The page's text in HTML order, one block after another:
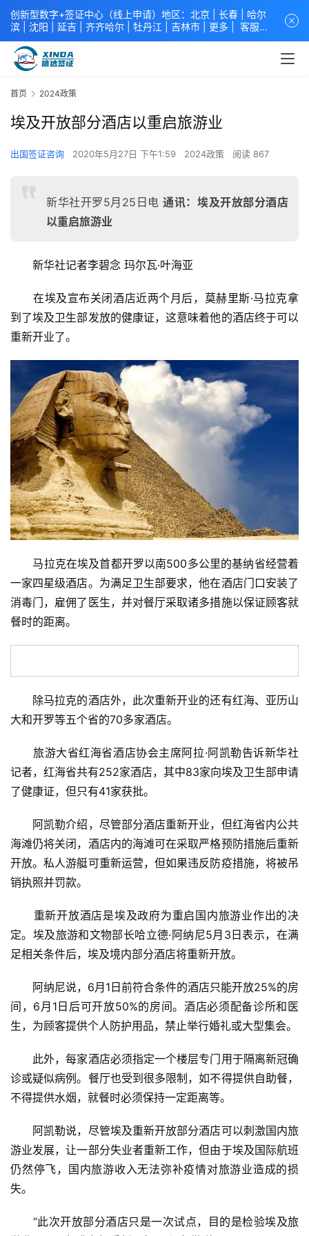
首页 2024政策
埃及开放部分酒店以重启旅游业
出国签证咨询 2020年5月27日 下午1:59 2024政策 阅读 867
新华社开罗5月25日电通讯：埃及开放部分酒店
以重启旅游业
新华社记者李碧念 玛尔瓦·叶海亚
在埃及宣布关闭酒店近两个月后，莫赫里斯·马拉克拿
到了埃及卫生部发放的健康证，这意味着他的酒店终于可以
重新开业了。
马拉克在埃及首都开罗以南500多公里的基纳省经营着
一家四星级酒店。为满足卫生部要求，他在酒店门口安装了
消毒门，雇佣了医生，并对餐厅采取诸多措施以保证顾客就
餐时的距离。
除马拉克的酒店外，此次重新开业的还有红海、亚历山
大和开罗等五个省的70多家酒店。
旅游大省红海省酒店协会主席阿拉·阿凯勒告诉新华社
记者，红海省共有252家酒店，其中83家向埃及卫生部申请
了健康证，但只有41家获批。
阿凯勒介绍，尽管部分酒店重新开业，但红海省内公共
海滩仍将关闭，酒店内的海滩可在采取严格预防措施后重新
开放。私人游艇可重新运营，但如果违反防疫措施，将被吊
销执照并罚款。
重新开放酒店是埃及政府为重启国内旅游业作出的决
定。埃及旅游和文物部长哈立德·阿纳尼5月3日表示，在满
足相关条件后，埃及境内部分酒店将重新开放。
阿纳尼说，6月1日前符合条件的酒店只能开放25%的房
间，6月1日后可开放50%的房间。酒店必须配备诊所和医
生，为顾客提供个人防护用品，禁止举行婚礼或大型集会。
此外，每家酒店必须指定一个楼层专门用于隔离新冠确
诊或疑似病例。餐厅也受到很多限制，如不得提供自助餐，
不得提供水烟，就餐时必须保持一定距离等。
阿凯勒说，尽管埃及重新开放部分酒店可以刺激国内旅
游业发展，让一部分失业者重新工作，但由于埃及国际航班
仍然停飞，国内旅游收入无法弥补疫情对旅游业造成的损
失。
“此次开放部分酒店只是一次试点，目的是检验埃及旅
创新型数字+签证中心（线上申请）地区：北京 | 长春
哈尔
滨
沈阳 延吉 | 齐齐哈尔 | 牡丹江 吉林市 | 更多 | 客服中
心
中青旅信达联合签证中心
学签证 商务签证 探亲签证 旅游签证 涉外公证 外交部认证 单
xindavisa01 免责声明：本站非政府网站，不隶属于大使馆！
提供服务机构：
公司.专业：留学签证 商务签证 探亲签证 旅游签证 涉外公证 外
交部认证 单（双认证），海牙认证。